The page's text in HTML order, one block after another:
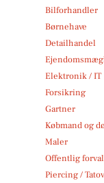
Bilforhandler
Børnehave
Detailhandel
Elektronik / IT
Forsikring
Gartner
Købmand og
Maler
Offentlig
Piercing /